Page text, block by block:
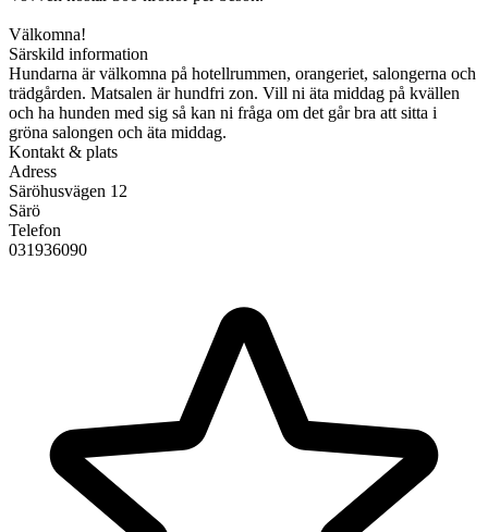
Välkomna!
Särskild information
Hundarna är välkomna på hotellrummen, orangeriet, salongerna och
trädgården. Matsalen är hundfri zon. Vill ni äta middag på kvällen
och ha hunden med sig så kan ni fråga om det går bra att sitta i
gröna salongen och äta middag.
Kontakt & plats
Adress
Säröhusvägen 12
Särö
Telefon
031936090